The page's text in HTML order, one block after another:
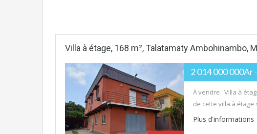
Villa à étage, 168 m², Talatamaty Ambohinambo,
2 014 000 000Ar
À vendre : Villa à
de cette villa à
Plus d'informations